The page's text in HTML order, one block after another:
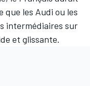
que les Audi ou les
intermédiaires sur
et glissante.